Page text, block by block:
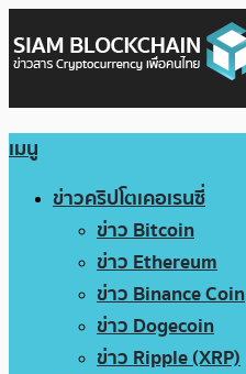
เมนู
ข่าวคริปโตเคอเรนซี่
ข่าว Bitcoin
ข่าว Ethereum
ข่าว Binance Coin
ข่าว Dogecoin
ข่าว Ripple (XRP)